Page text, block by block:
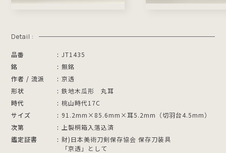
Detail :
品番
JT1435
銘
無銘
作者 / 流派
京透
形状
鉄地木瓜形 丸耳
時代
桃山時代17C
サイズ
91.2mm×85.6mm×耳5.2mm（切羽台4.5mm）
次第
上製桐箱入落込済
鑑定証書
財)日本美術刀剣保存協会 保存刀装具
「京透」として